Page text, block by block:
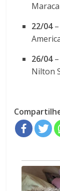
22/04–
26/04–
Nilton